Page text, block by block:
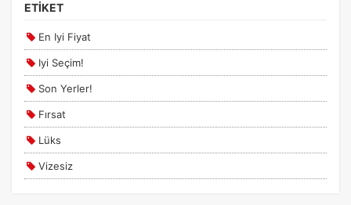
ETİKET
En Iyi Fiyat
Iyi Seçim!
Son Yerler!
Fırsat
Lüks
Vizesiz